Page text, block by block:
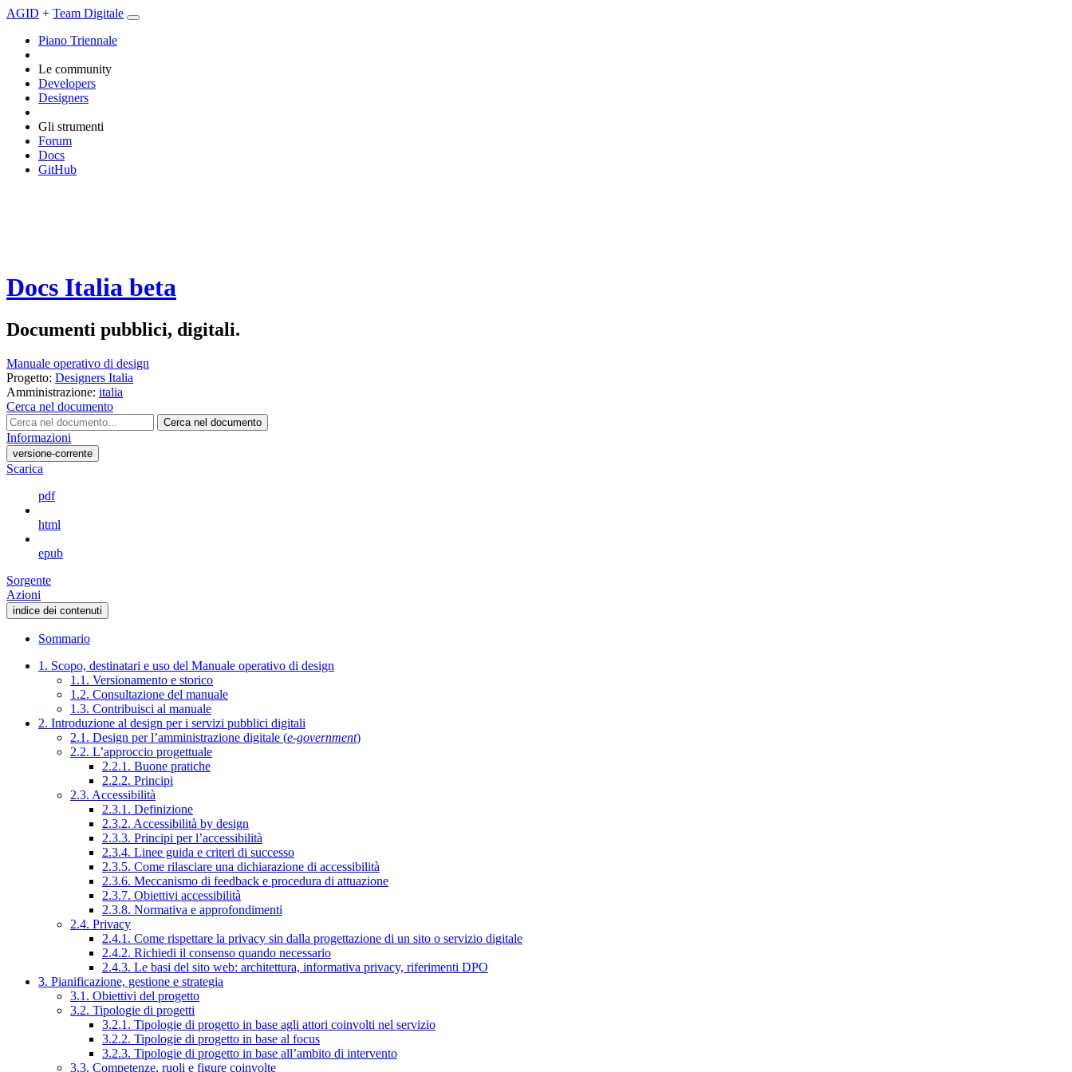
AGID + Team Digitale
Piano Triennale
Le community
Developers
Designers
Gli strumenti
Forum
Docs
GitHub
Docs Italia beta
Documenti pubblici, digitali.
Manuale operativo di design
Progetto: Designers Italia
Amministrazione: italia
Cerca nel documento
Cerca nel documento
Informazioni
versione-corrente
Scarica
pdf
html
epub
Sorgente
Azioni
indice dei contenuti
Sommario
1. Scopo, destinatari e uso del Manuale operativo di design
1.1. Versionamento e storico
1.2. Consultazione del manuale
1.3. Contribuisci al manuale
2. Introduzione al design per i servizi pubblici digitali
2.1. Design per l’amministrazione digitale (e-government)
2.2. L’approccio progettuale
2.2.1. Buone pratiche
2.2.2. Principi
2.3. Accessibilità
2.3.1. Definizione
2.3.2. Accessibilità by design
2.3.3. Principi per l’accessibilità
2.3.4. Linee guida e criteri di successo
2.3.5. Come rilasciare una dichiarazione di accessibilità
2.3.6. Meccanismo di feedback e procedura di attuazione
2.3.7. Obiettivi accessibilità
2.3.8. Normativa e approfondimenti
2.4. Privacy
2.4.1. Come rispettare la privacy sin dalla progettazione di un sito o servizio digitale
2.4.2. Richiedi il consenso quando necessario
2.4.3. Le basi del sito web: architettura, informativa privacy, riferimenti DPO
3. Pianificazione, gestione e strategia
3.1. Obiettivi del progetto
3.2. Tipologie di progetti
3.2.1. Tipologie di progetto in base agli attori coinvolti nel servizio
3.2.2. Tipologie di progetto in base al focus
3.2.3. Tipologie di progetto in base all’ambito di intervento
3.3. Competenze, ruoli e figure coinvolte